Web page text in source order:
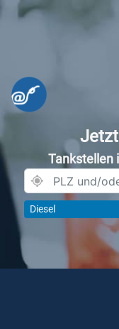
Tankstellen
Diesel